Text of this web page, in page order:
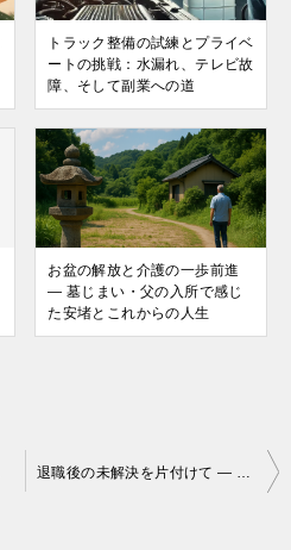
トラック整備の試練とプライベ
ートの挑戦：水漏れ、テレビ故
障、そして副業への道
お盆の解放と介護の一歩前進
― 墓じまい・父の入所で感じ
た安堵とこれからの人生
退職後の未解決を片付けて ― 寸志とETCカード返却から見えた人間関係